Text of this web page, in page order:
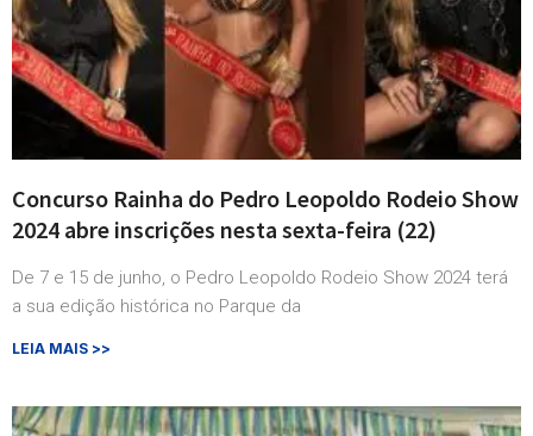
Concurso Rainha do Pedro Leopoldo Rodeio Show
2024 abre inscrições nesta sexta-feira (22)
De 7 e 15 de junho, o Pedro Leopoldo Rodeio Show 2024 terá
a sua edição histórica no Parque da
LEIA MAIS >>